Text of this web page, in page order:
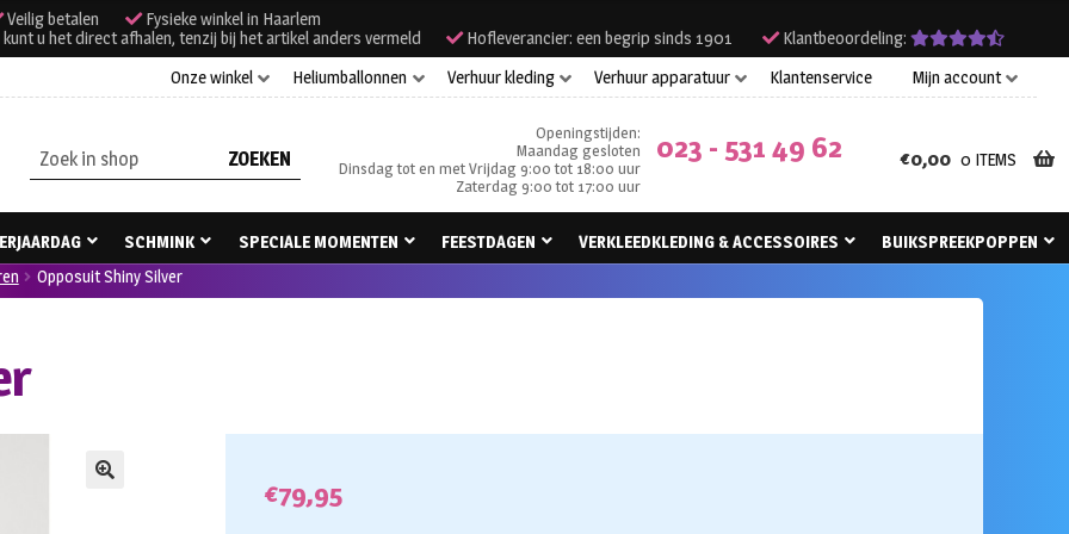
Veilig betalen
Fysieke winkel in Haarlem
u het direct afhalen, tenzij bij het artikel anders vermeld
Hofleverancier: een begrip sinds 1901
Klantbeoordeling:
Onze winkel
Heliumballonnen Verhuur kleding Verhuur apparatuur Klantenservice Mijn account
Zoeken
naar:
Openingstijden:
Maandag gesloten
Dinsdag tot en met Vrijdag 9:00 tot 18:00 uur
Zaterdag 9:00 tot 17:00 uur
023 - 531 49 62 €0,00 0 ITEMS
SCHMINK SPECIALE MOMENTEN FEESTDAGEN VERKLEEDKLEDING & ACCESSOIRES
BUIKSPREEKPOPPEN
Opposuit Shiny Silver
€79,95